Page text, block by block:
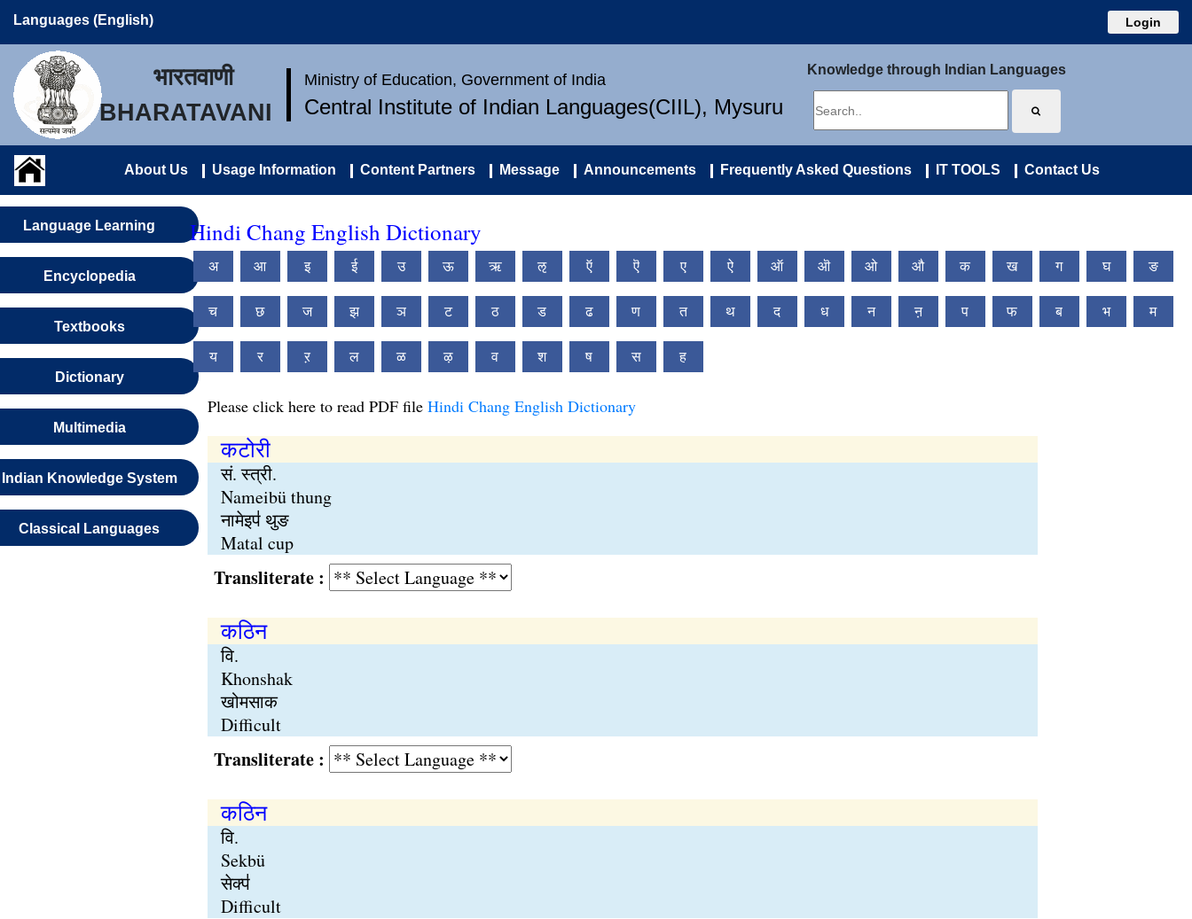
Languages (English) Login
भारतवाणी
BHARATAVANI
Ministry of Education, Government of India
Central Institute of Indian Languages(CIIL), Mysuru
Knowledge through Indian Languages
About Us Usage Information Content Partners Message Announcements Frequently Asked Questions IT TOOLS Contact Us
Language Learning
Encyclopedia
Textbooks
Dictionary
Multimedia
Indian Knowledge System
Classical Languages
Hindi Chang English Dictionary
अ आ इ ई उ ऊ ऋ ऌ ऍ ऎ ए ऐ ऑ ऒ ओ औ क ख ग घ ङ
च छ ज झ ञ ट ठ ड ढ ण त थ द ध न ऩ प फ ब भ म
य र ऱ ल ळ ऴ व श ष स ह
Please click here to read PDF file Hindi Chang English Dictionary
कटोरी
सं. स्त्री.
Nameibü thung
नामेइप॑ थुङ
Matal cup
Transliterate :
कठिन
वि.
Khonshak
खोमसाक
Difficult
Transliterate :
कठिन
वि.
Sekbü
सेक्प॑
Difficult